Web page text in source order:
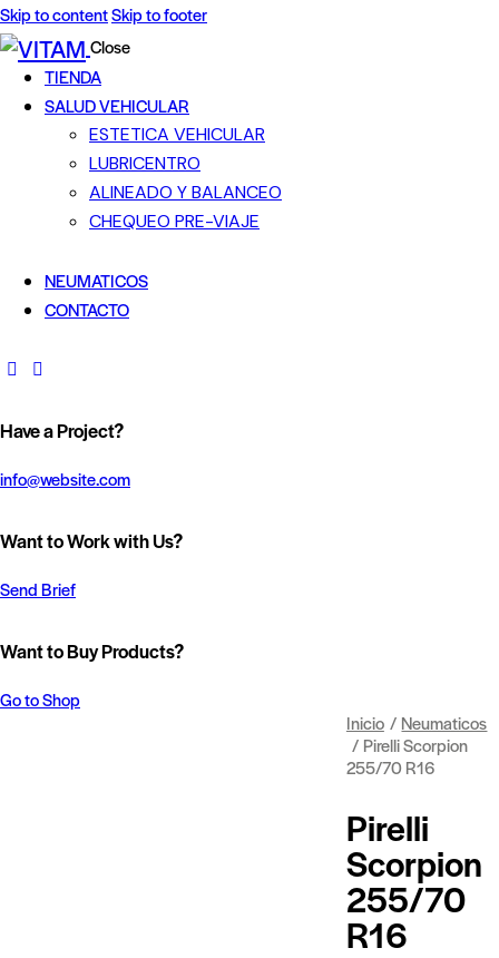
Skip to contentSkip to footer
Close
TIENDA
SALUD VEHICULAR
ESTETICA VEHICULAR
LUBRICENTRO
ALINEADO Y BALANCEO
CHEQUEO PRE-VIAJE
NEUMATICOS
CONTACTO
Have a Project?
info@website.com
Want to Work with Us?
Send Brief
Want to Buy Products?
Go to Shop
Inicio
Neumaticos
Pirelli Scorpion
255/70 R16
Pirelli
Scorpion
255/70
R16